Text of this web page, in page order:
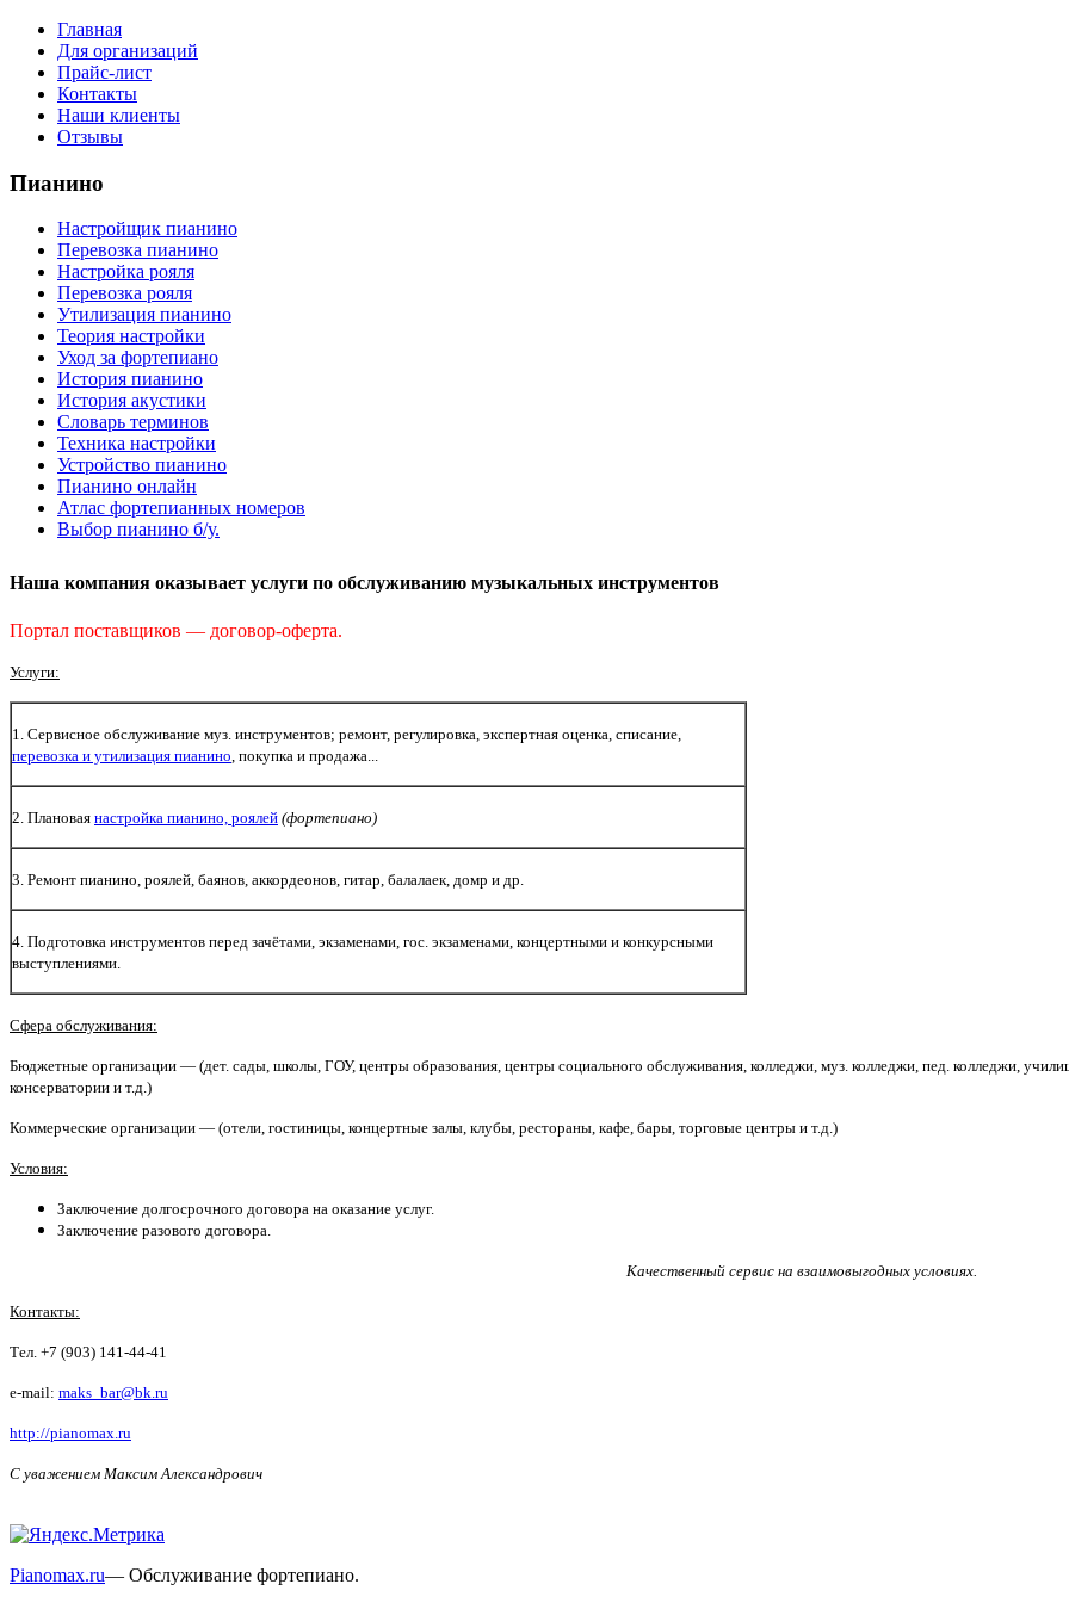
Главная
Для организаций
Прайс-лист
Контакты
Наши клиенты
Отзывы
Пианино
Настройщик пианино
Перевозка пианино
Настройка рояля
Перевозка рояля
Утилизация пианино
Теория настройки
Уход за фортепиано
История пианино
История акустики
Словарь терминов
Техника настройки
Устройство пианино
Пианино онлайн
Атлас фортепианных номеров
Выбор пианино б/у.
Наша компания оказывает услуги по обслуживанию музыкальных инструментов
Портал поставщиков — договор-оферта.
Услуги:
1. Сервисное обслуживание муз. инструментов; ремонт, регулировка, экспертная оценка, списание,
перевозка и утилизация пианино, покупка и продажа...
2. Плановая настройка пианино, роялей (фортепиано)
3. Ремонт пианино, роялей, баянов, аккордеонов, гитар, балалаек, домр и др.
4. Подготовка инструментов перед зачётами, экзаменами, гос. экзаменами, концертными и конкурсными
выступлениями.
Сфера обслуживания:
Бюджетные организации — (дет. сады, школы, ГОУ, центры образования, центры социального обслуживания, колледжи, муз. колледжи, пед. колледжи,
консерватории и т.д.)
Коммерческие организации — (отели, гостиницы, концертные залы, клубы, рестораны, кафе, бары, торговые центры и т.д.)
Условия:
Заключение долгосрочного договора на оказание услуг.
Заключение разового договора.
Качественный сервис на взаимовыгодных условиях.
Контакты:
Тел. +7 (903) 141-44-41
e-mail: maks_bar@bk.ru
http://pianomax.ru
С уважением Максим Александрович
Pianomax.ru— Обслуживание фортепиано.